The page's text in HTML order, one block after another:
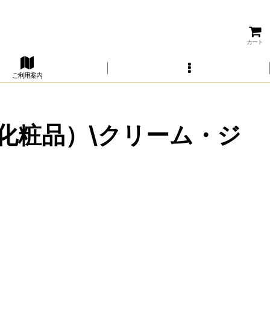
カート
ご利用案内
粧品）\クリーム・ジ